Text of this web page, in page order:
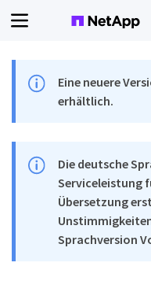
Eine neuere
erhältlich.
Die deutsche
Serviceleistung
Übersetzung
Sprachversion